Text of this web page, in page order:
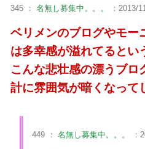
345 ： 名無し募集中。。。 ：2013/
ベリメンのブログやモー
は多幸感が溢れてるとい
こんな悲壮感の漂うブロ
計に雰囲気が暗くなって
449 ： 名無し募集中。。。 ：